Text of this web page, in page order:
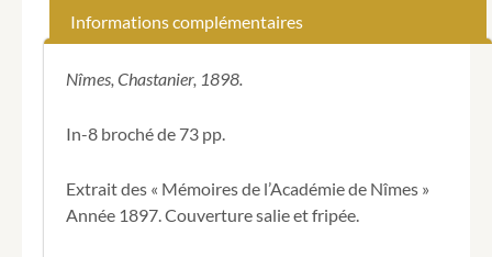
l'histoire
de
avignonaise
(XVe
Informations complémentaires
Nîmes, Chastanier, 1898.
In-8 broché de 73 pp.
Extrait des « Mémoires de l’Académie de Nîmes »
Année 1897. Couverture salie et fripée.